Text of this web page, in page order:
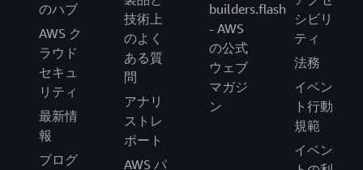
のハブ
AWS ク
ラウド
セキュ
リティ
最新情
報
ブログ
技術上
のよく
ある質
問
アナリ
ストレ
ポート
AWS パ
builders.flash
- AWS
の公式
ウェブ
マガジ
ン
シビリ
ティ
法務
イベン
ト行動
規範
イベン